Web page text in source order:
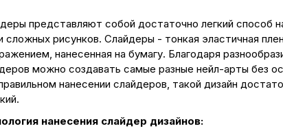
представляют собой достаточно легкий способ
сложных рисунков. Слайдеры - тонкая эластичная
нанесенная на бумагу. Благодаря
можно создавать самые разные нейл-арты без
нанесении слайдеров, такой дизайн
нанесения слайдер дизайнов: